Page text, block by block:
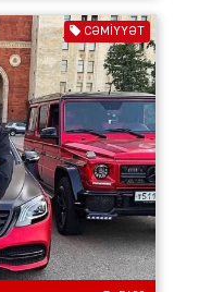
CƏMIYYƏT